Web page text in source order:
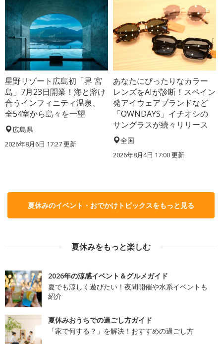
星野リゾート広島初「界 宮
島」7月23日開業！海と溶け
合うインフィニティ温泉、
全54室から島々を一望
広島県
2026年8月6日 17:27更新
あなたにぴったりなカラー
レンズをAIが診断！スペイン
発アイウェアブランドなど
「OWNDAYS」イチオシの
サングラスが続々リリース
全国
2026年8月4日 17:00更新
夏休みのイベント・おでかけトピックスをもっと見る
夏休みをもっと楽しむ
2026年の涼感イベント＆グルメガイド
夏でも涼しく遊びたい！夜間開催や水系イベントも
紹介
夏休みおうちでの過ごし方ガイド
「家で何する？」を解決！おすすめの過ごし方